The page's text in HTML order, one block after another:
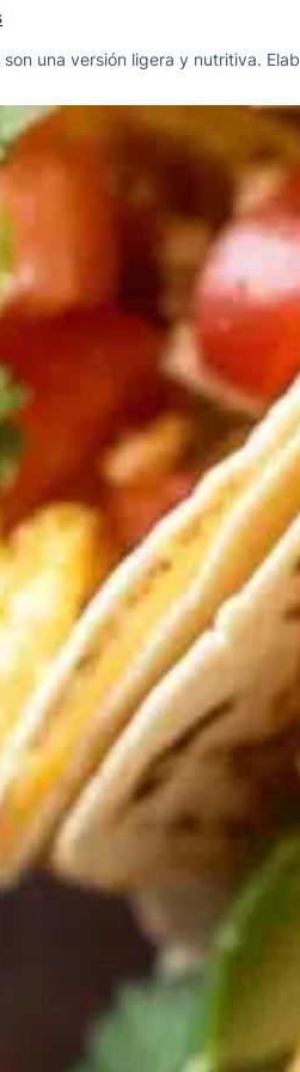
una versión ligera y nutritiva.